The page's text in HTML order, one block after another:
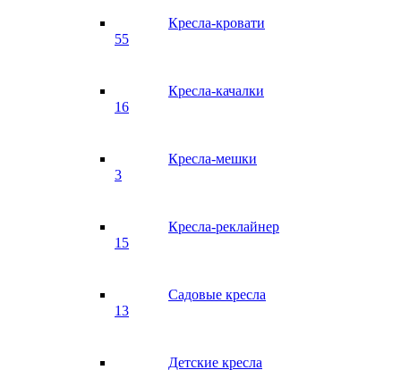
Кресла-кровати
55
Кресла-качалки
16
Кресла-мешки
3
Кресла-реклайнер
15
Садовые кресла
13
Детские кресла